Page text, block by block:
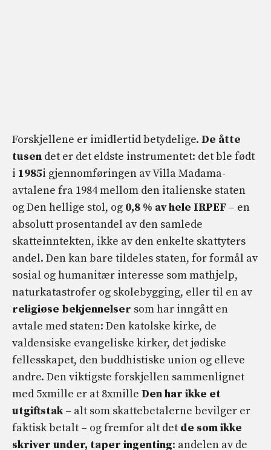
Forskjellene er imidlertid betydelige. De åtte
tusen det er det eldste instrumentet: det ble født
i 1985i gjennomføringen av Villa Madama-
avtalene fra 1984 mellom den italienske staten
og Den hellige stol, og 0,8 % av hele IRPEF – en
absolutt prosentandel av den samlede
skatteinntekten, ikke av den enkelte skattyters
andel. Den kan bare tildeles staten, for formål av
sosial og humanitær interesse som mathjelp,
naturkatastrofer og skolebygging, eller til en av
religiøse bekjennelser som har inngått en
avtale med staten: Den katolske kirke, de
valdensiske evangeliske kirker, det jødiske
fellesskapet, den buddhistiske union og elleve
andre. Den viktigste forskjellen sammenlignet
med 5xmille er at 8xmille Den har ikke et
utgiftstak– alt som skattebetalerne bevilger er
faktisk betalt – og fremfor alt det de som ikke
skriver under, taper ingenting: andelen av de